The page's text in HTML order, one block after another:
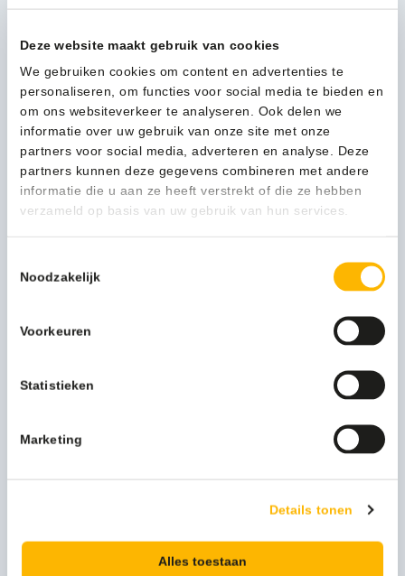
Deze website maakt gebruik van cookies
We gebruiken cookies om content en advertenties te
personaliseren, om functies voor social media te bieden en
om ons websiteverkeer te analyseren. Ook delen we
informatie over uw gebruik van onze site met onze
partners voor social media, adverteren en analyse. Deze
partners kunnen deze gegevens combineren met andere
informatie die u aan ze heeft verstrekt of die ze hebben
verzameld op basis van uw gebruik van hun services.
Noodzakelijk
Voorkeuren
Statistieken
Marketing
Details tonen
Alles toestaan
707240105Neem contact op
Beschrijving
Nitril wordt geproduceerd met 100% synthetische
polymeren. Een van de belangrijke eigenschappen wat
nitril zo populair maakt; de handschoenen kunnen
gedragen worden door mensen met een latexallergie, zijn
perforatiegaten. Nitril handschoenen zijn bestand tegen
Evenals de Mantex Latex handschoenen hebben de
Mantex Premium Nitril handschoenen ook alle benodigde
Uitvoering
Kleur blauw
Mantex